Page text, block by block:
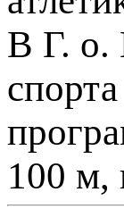
В Г. о.
100 м,